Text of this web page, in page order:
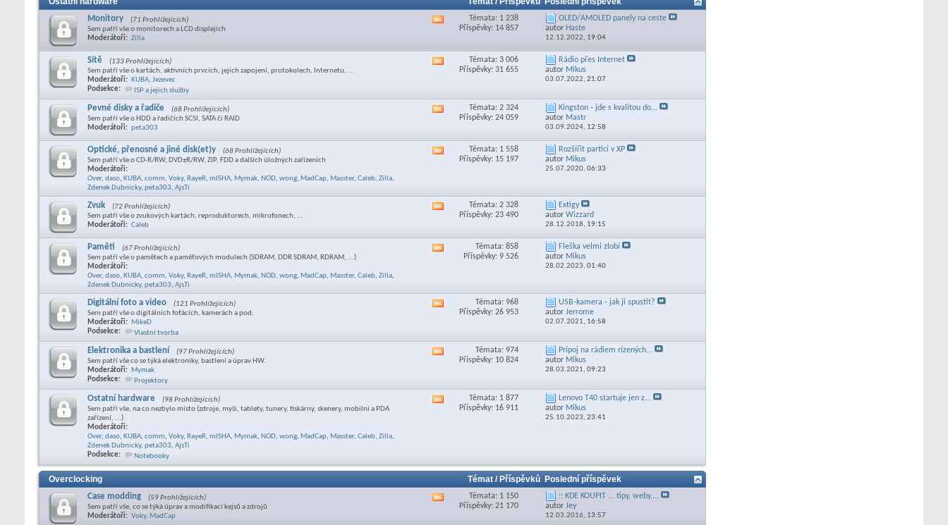
Monitory
(71 Prohlížejících)
Sem patří vše o monitorech a LCD displejích
Moderátoři: Zilla
Zobrazit
této
Témata: 1 238
Příspěvky: 14 857
OLED/AMOLED panely na ceste
autor Haste
12.12.2022, 19:04
Sítě
(133 Prohlížejících)
Sem patří vše o kartách, aktivních prvcích, jejich zapojení, protokolech, Internetu, ...
Moderátoři: KUBA, Jezevec
Podsekce:
ISP a jejich služby
ZobrazitTémata: 3 006
Příspěvky: 31 655
Rádio přes Internet
autor Mikus
03.07.2022,21:07
Pevné disky a řadiče
(68 Prohlížejících)
Sem patří vše o HDD a řadičích SCSI, SATA či RAID
Moderátoři: peta303
Zobrazit
této
Témata: 2 324
Příspěvky: 24 059
Kingston - jde s kvalitou do...
autor Mastr
03.09.2024, 12:58
Optické, přenosné a jiné disk(et)y
(68 Prohlížejících)
Sem patří vše o CD-R/RW, DVD±R/RW, ZIP, FDD a dalších úložných zařízeních
Moderátoři:
Over, daso, KUBA, comm, Voky, RayeR, mISHA, Mymak, NOD, wong, MadCap, Masster, Caleb, Zilla,
Zdenek Dubnicky, peta303, AjsTi
Zobrazit
sekce
Témata: 1 558
Příspěvky: 15 197
Rozšířit partici v XP
autor Mikus
25.07.2020,06:33
Zvuk
(72 Prohlížejících)
Sem patří vše o zvukových kartách, reproduktorech, mikrofonech, ...
Moderátoři: Caleb
Zobrazit
této
Témata: 2 328
Příspěvky: 23 490
Extigy
autorWizzard
28.12.2018, 19:15
Paměti
(67 Prohlížejících)
Sem patří vše o pamětech a paměťových modulech (SDRAM, DDR SDRAM, RDRAM, ...)
Moderátoři:
Over, daso, KUBA, comm, Voky, RayeR, mISHA, Mymak, NOD, wong, MadCap, Masster, Caleb, Zilla,
Zdenek Dubnicky, peta303, AjsTi
sekce
Témata: 858
Příspěvky: 9 526
Fleška velmi zlobí
autor Mikus
28.02.2023,01:40
Digitální foto a video
(121 Prohlížejících)
Sem patří vše o digitálních foťácích, kamerách a pod.
Moderátoři: MikeD
Podsekce:
Vlastní tvorba
Témata: 968
Příspěvky: 26 953
USB-kamera - jak ji spustit?
autorJerrome
02.07.2021, 16:58
Elektronika a bastlení
(97 Prohlížejících)
Sem patří vše co se týká elektroniky, bastlení a úprav HW.
Moderátoři: Mymak
Podsekce:
Projektory
Témata: 974
Příspěvky: 10 824
Prípoj na rádiem rízených...
autor Mikus
28.03.2021,09:23
Ostatní hardware
(98 Prohlížejících)
Sem patří vše, na co nezbylo místo (zdroje, myši, tablety, tunery, tiskárny, skenery, mobilní a PDA
zařízení, ...)
Moderátoři:
Over, daso, KUBA, comm, Voky, RayeR, mISHA, Mymak, NOD, wong, MadCap, Masster, Caleb, Zilla,
Zdenek Dubnicky, peta303, AjsTi
Podsekce:
Notebooky
ZobrazitTémata: 1 877
Příspěvky: 16 911
Lenovo T40 startuje jen z...
autor Mikus
25.10.2023,23:41
Overclocking Témat / Příspěvků Poslední příspěvek
Case modding
(59 Prohlížejících)
Sem patří vše, co se týká úprav a modifikací kejsů a zdrojů
Moderátoři: Voky, MadCap
ZobrazitTémata: 1 150
Příspěvky: 21 170
:: KDE KOUPIT ... tipy, weby,...
autorJey
12.03.2016, 13:57